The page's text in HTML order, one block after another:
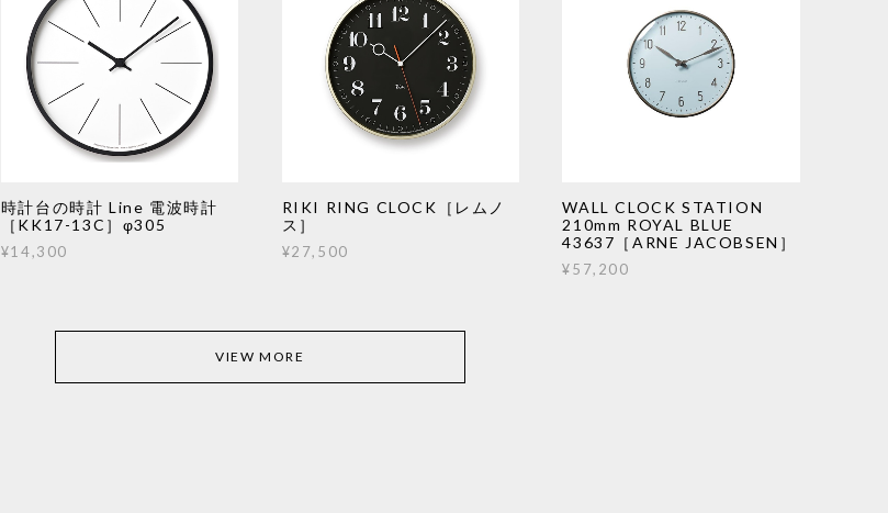
時計台の時計 Line 電波時計
［KK17-13C］φ305
¥14,300
RIKI RING CLOCK［レムノ
ス］
¥27,500
WALL CLOCK STATION
210mm ROYAL BLUE
43637［ARNE JACOBSEN］
¥57,200
VIEW MORE